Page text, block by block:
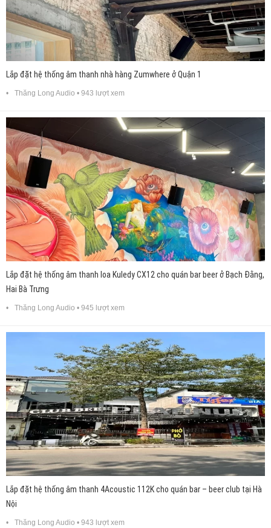
Lắp đặt hệ thống âm thanh nhà hàng Zumwhere ở Quận 1
Thăng Long Audio • 943 lượt xem
Lắp đặt hệ thống âm thanh loa Kuledy CX12 cho quán bar beer ở Bạch Đằng,
Hai Bà Trưng
Thăng Long Audio • 945 lượt xem
Lắp đặt hệ thống âm thanh 4Acoustic 112K cho quán bar – beer club tại Hà
Nội
Thăng Long Audio • 943 lượt xem